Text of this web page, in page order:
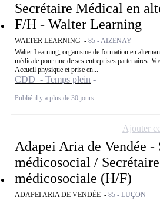
Secrétaire Médical en
F/H - Walter Learning
WALTER LEARNING - 85 - AIZENAY
Walter Learning, organisme de formation en
médicale pour une de ses entreprises partenaires.
Accueil physique et prise en...
CDD - Temps plein
Publié il y a plus de 30 jours
Adapei Aria de Vendée -
médicosocial / Secrétaire
médicosociale (H/F)
ADAPEI ARIA DE VENDÉE - 85 - LUÇON
Ajouter